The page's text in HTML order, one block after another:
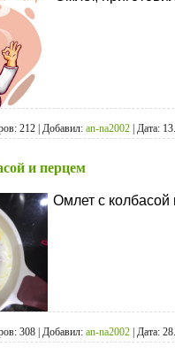
212 | Добавил: an-na2002 | Дата:
и перцем
Омлет с колбасой
308 | Добавил: an-na2002 | Дата: